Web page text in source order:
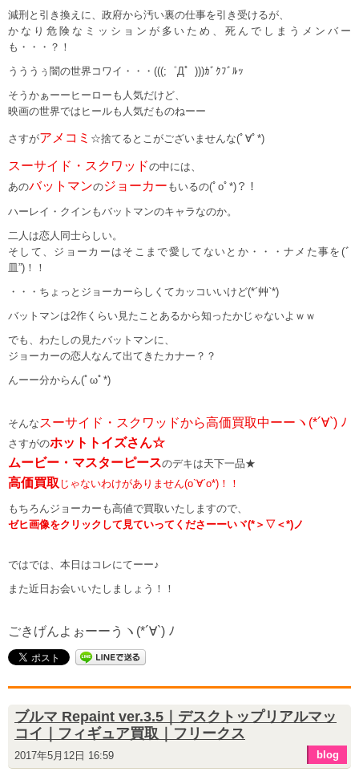
減刑と引き換えに、政府から汚い裏の仕事を引き受けるが、
かなり危険なミッションが多いため、死んでしまうメンバー
も・・・？！
うううぅ闇の世界コワイ・・・(((;゜Д゜)))ｶﾞｸﾌﾞﾙｯ
そうかぁーーヒーローも人気だけど、
映画の世界ではヒールも人気だものねーー
さすがアメコミ ☆捨てるとこがございませんな(ﾟ∀ﾟ*)
スーサイド・スクワッドの中には、
あのバットマンのジョーカー もいるの(ﾟoﾟ*)？！
ハーレイ・クインもバットマンのキャラなのか。
二人は恋人同士らしい。
そして、ジョーカーはそこまで愛してないとか・・・ナメた事を(ﾞ
皿”)！！
・・・ちょっとジョーカーらしくてカッコいいけど(*´艸`*)
バットマンは2作くらい見たことあるから知ったかじゃないよｗｗ
でも、わたしの見たバットマンに、
ジョーカーの恋人なんて出てきたカナー？？
んーー分からん(ﾟωﾟ*)
そんな スーサイド・スクワッドから高価買取中ーーヽ(*´∀`) ﾉ
さすがのホットトイズさん☆
ムービー・マスターピースのデキは天下一品★
高価買取 じゃないわけがありません(o`∀´o*)！！
もちろんジョーカーも高値で買取いたしますので、
ゼヒ画像をクリックして見ていってくださーーいヾ(*＞▽＜*)ノ
ではでは、本日はコレにてーー♪
また近日お会いいたしましょう！！
ごきげんよぉーーうヽ(*´∀`) ﾉ
ブルマ Repaint ver.3.5｜デスクトップリアルマッ
コイ｜フィギュア買取｜フリークス
2017年5月12日 16:59 blog